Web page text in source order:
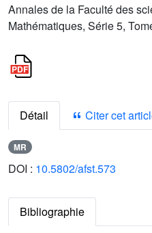
Annales de la Faculté des
Mathématiques, Série 5,
Détail Citer cet
MR
DOI : 10.5802/afst.573
Bibliographie